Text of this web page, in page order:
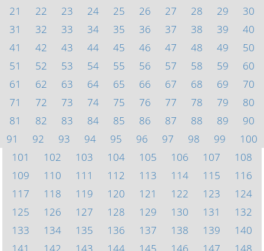
21
22 23 24 25 26 27 28 29
30
31
32 33 34 35 36 37 38 39
40
41
42 43 44 45 46 47 48 49
50
51
52 53 54 55 56 57 58 59
60
61
62 63 64 65 66 67 68 69
70
71
72 73 74 75 76 77 78 79
80
81
82 83 84 85 86 87 88 89
90
91
92 93 94 95 96 97 98 99
100
101
102 103 104 105 106 107
108
109
110 111 112 113 114 115
116
117
118 119 120 121 122 123
124
125
126 127 128 129 130 131
132
133
134 135 136 137 138 139
140